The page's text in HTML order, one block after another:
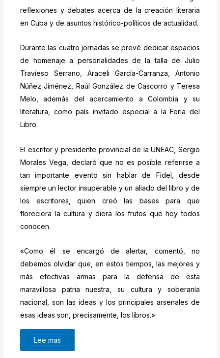
reflexiones y debates acerca de la creación literaria
en Cuba y de asuntos histórico-políticos de actualidad.
Durante las cuatro jornadas se prevé dedicar espacios
de homenaje a personalidades de la talla de Julio
Travieso Serrano, Araceli García-Carranza, Antonio
Núñez Jiménez, Raúl González de Cascorro y Teresa
Melo, además del acercamiento a Colombia y su
literatura, como país invitado especial a la Feria del
Libro.
El escritor y presidente provincial de la UNEAC, Sergio
Morales Vega, declaró que no es posible referirse a
tan importante evento sin hablar de Fidel, desde
siempre un lector insuperable y un aliado del libro y de
los escritores, quien creó las bases para que
floreciera la cultura y diera los frutos que hoy todos
conocen.
«Como él se encargó de alertar, comentó, no
debemos olvidar que, en estos tiempos, las mejores y
más efectivas armas para la defensa de esta
maravillosa patria nuestra, su cultura y soberanía
nacional, son las ideas y los principales arsenales de
esas ideas son, precisamente, los libros.»
Lee mas